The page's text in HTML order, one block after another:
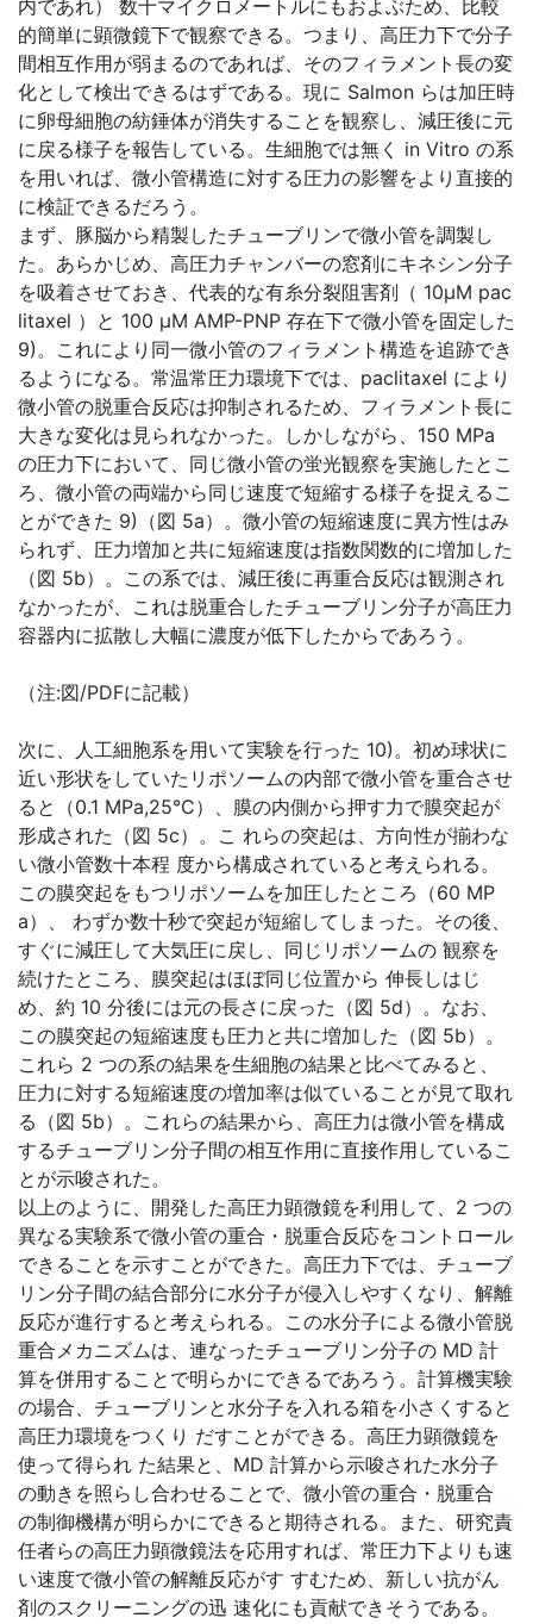
内であれ） 数十マイクロメートルにもおよぶため、比較
的簡単に顕微鏡下で観察できる。つまり、高圧力下で分子
間相互作用が弱まるのであれば、そのフィラメント長の変
化として検出できるはずである。現に Salmon らは加圧時
に卵母細胞の紡錘体が消失することを観察し、減圧後に元
に戻る様子を報告している。生細胞では無く in Vitro の系
を用いれば、微小管構造に対する圧力の影響をより直接的
に検証できるだろう。
まず、豚脳から精製したチューブリンで微小管を調製し
た。あらかじめ、高圧力チャンバーの窓剤にキネシン分子
を吸着させておき、代表的な有糸分裂阻害剤（ 10μM pac
litaxel ）と 100 μM AMP-PNP 存在下で微小管を固定した
9)。これにより同一微小管のフィラメント構造を追跡でき
るようになる。常温常圧力環境下では、paclitaxel により
微小管の脱重合反応は抑制されるため、フィラメント長に
大きな変化は見られなかった。しかしながら、150 MPa
の圧力下において、同じ微小管の蛍光観察を実施したとこ
ろ、微小管の両端から同じ速度で短縮する様子を捉えるこ
とができた 9)（図 5a）。微小管の短縮速度に異方性はみ
られず、圧力増加と共に短縮速度は指数関数的に増加した
（図 5b）。この系では、減圧後に再重合反応は観測され
なかったが、これは脱重合したチューブリン分子が高圧力
容器内に拡散し大幅に濃度が低下したからであろう。
（注:図/PDFに記載）
次に、人工細胞系を用いて実験を行った 10)。初め球状に
近い形状をしていたリポソームの内部で微小管を重合させ
ると（0.1 MPa,25°C）、膜の内側から押す力で膜突起が
形成された（図 5c）。こ れらの突起は、方向性が揃わな
い微小管数十本程 度から構成されていると考えられる。
この膜突起をもつリポソームを加圧したところ（60 MP
a）、 わずか数十秒で突起が短縮してしまった。その後、
すぐに減圧して大気圧に戻し、同じリポソームの 観察を
続けたところ、膜突起はほぼ同じ位置から 伸長しはじ
め、約 10 分後には元の長さに戻った（図 5d）。なお、
この膜突起の短縮速度も圧力と共に増加した（図 5b）。
これら 2 つの系の結果を生細胞の結果と比べてみると、
圧力に対する短縮速度の増加率は似ていることが見て取れ
る（図 5b）。これらの結果から、高圧力は微小管を構成
するチューブリン分子間の相互作用に直接作用しているこ
とが示唆された。
以上のように、開発した高圧力顕微鏡を利用して、2 つの
異なる実験系で微小管の重合・脱重合反応をコントロール
できることを示すことができた。高圧力下では、チューブ
リン分子間の結合部分に水分子が侵入しやすくなり、解離
反応が進行すると考えられる。この水分子による微小管脱
重合メカニズムは、連なったチューブリン分子の MD 計
算を併用することで明らかにできるであろう。計算機実験
の場合、チューブリンと水分子を入れる箱を小さくすると
高圧力環境をつくり だすことができる。高圧力顕微鏡を
使って得られ た結果と、MD 計算から示唆された水分子
の動きを照らし合わせることで、微小管の重合・脱重合
の制御機構が明らかにできると期待される。また、研究責
任者らの高圧力顕微鏡法を応用すれば、常圧力下よりも速
い速度で微小管の解離反応がす すむため、新しい抗がん
剤のスクリーニングの迅 速化にも貢献できそうである。